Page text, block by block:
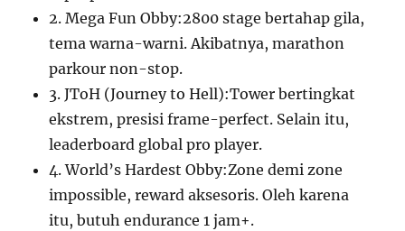
2. Mega Fun Obby:2800 stage bertahap gila,
tema warna-warni. Akibatnya, marathon
parkour non-stop.
3. JToH (Journey to Hell):Tower bertingkat
ekstrem, presisi frame-perfect. Selain itu,
leaderboard global pro player.
4. World’s Hardest Obby:Zone demi zone
impossible, reward aksesoris. Oleh karena
itu, butuh endurance 1 jam+.